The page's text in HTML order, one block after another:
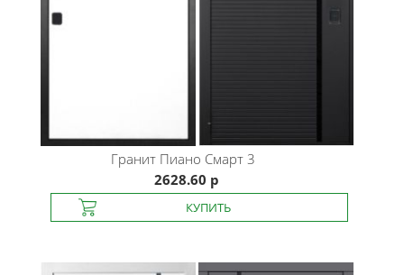
ГранитПиано Смарт 3
2628.60 р